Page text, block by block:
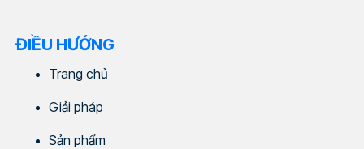
ĐIỀU HƯỚNG
Trang chủ
Giải pháp
Sản phẩm